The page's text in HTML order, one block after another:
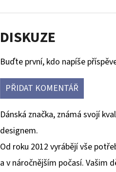
DISKUZE
Buďte první, kdo napíše
PŘIDAT KOMENTÁŘ
Dánská značka, známá svojí
designem.
Od roku 2012 vyrábějí vše
a v náročnějším počasí. Vašim